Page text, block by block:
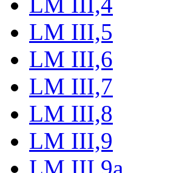
LM III,5
LM III,6
LM III,7
LM III,8
LM III,9
LM III,9a